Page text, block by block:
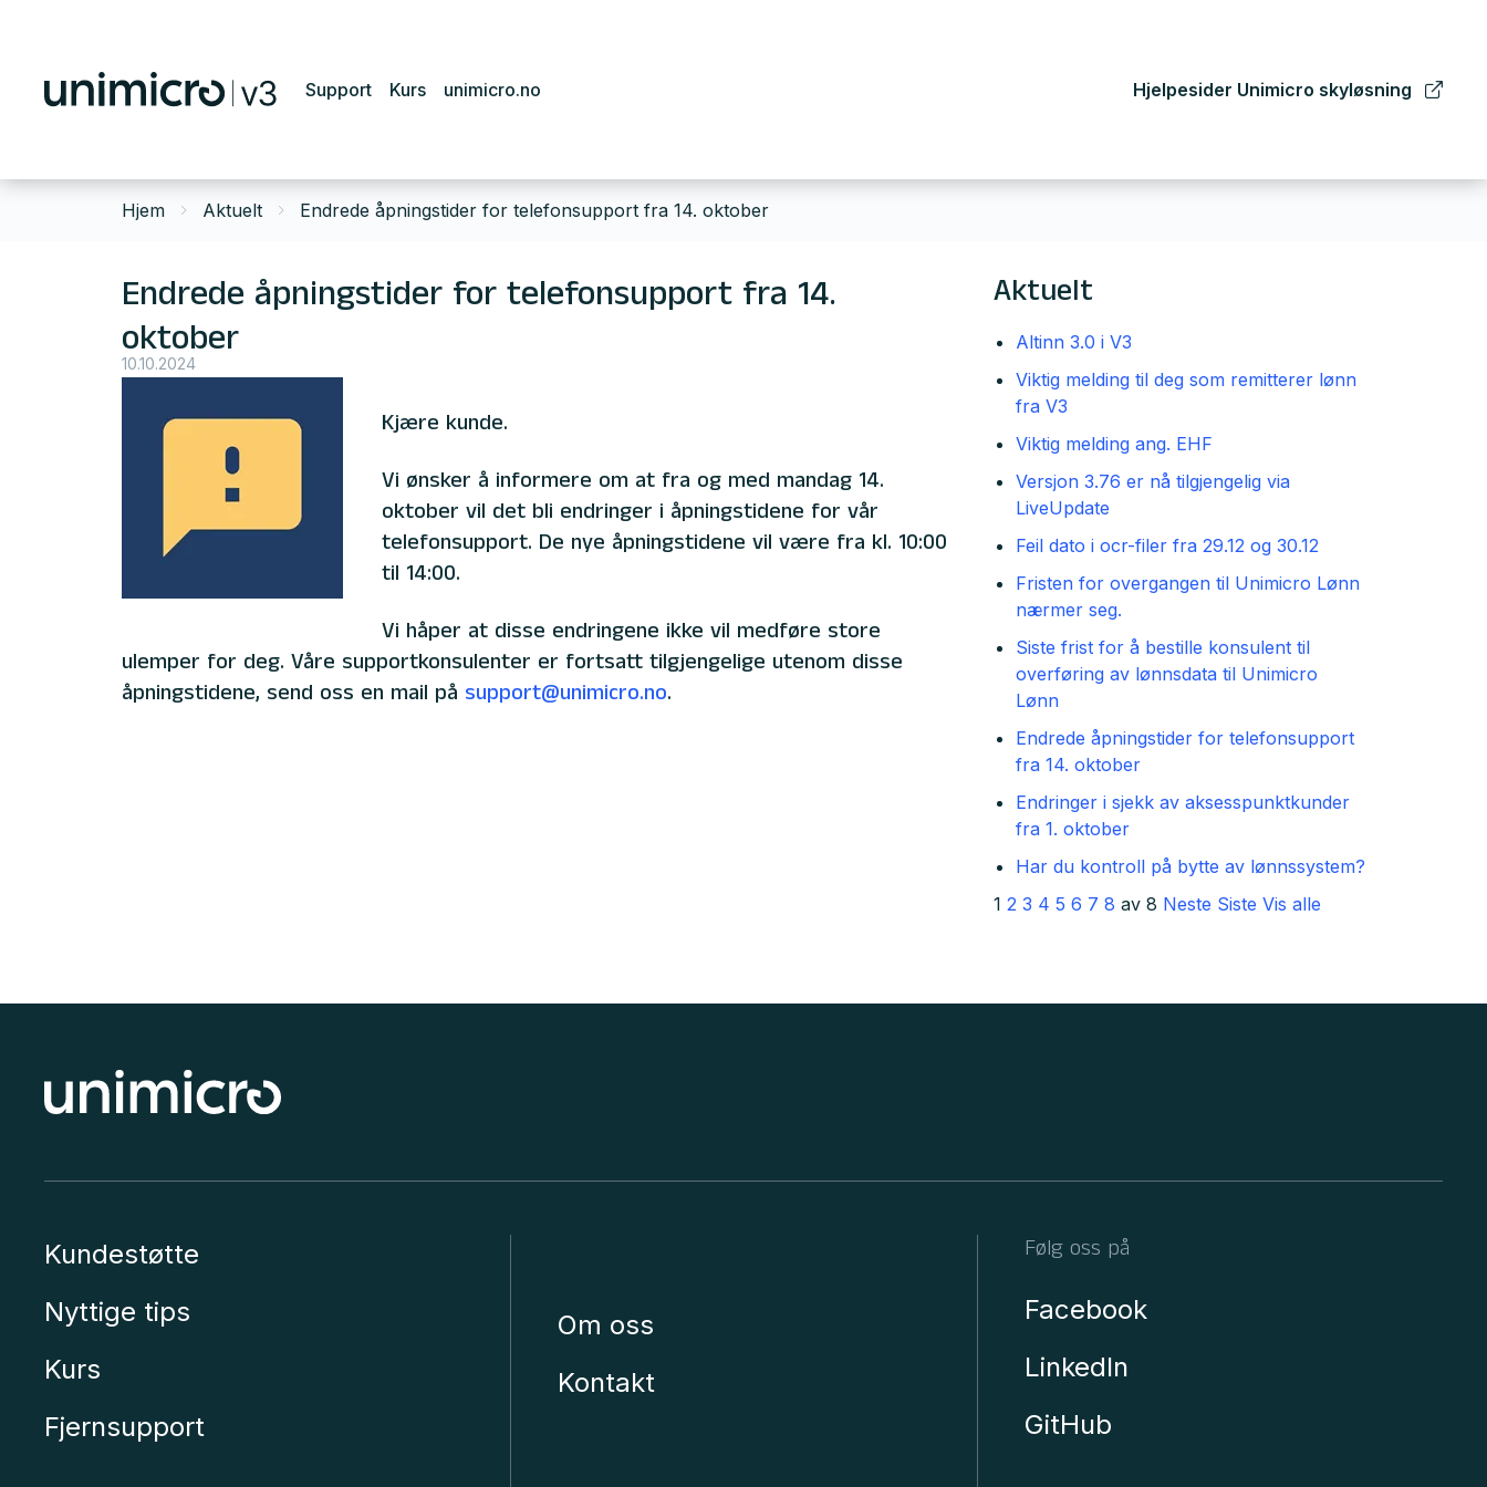
Support Kurs unimicro.no Hjelpesider Unimicro skyløsning
Hjem Aktuelt Endrede åpningstider for telefonsupport fra 14. oktober
Aktuelt
Altinn 3.0 i V3
Viktig melding til deg som remitterer lønn
fra V3
Viktig melding ang. EHF
Versjon 3.76 er nå tilgjengelig via
LiveUpdate
Feil dato i ocr-filer fra 29.12 og 30.12
Fristen for overgangen til Unimicro Lønn
nærmer seg.
Siste frist for å bestille konsulent til
overføring av lønnsdata til Unimicro
Lønn
Endrede åpningstider for telefonsupport
fra 14. oktober
Endringer i sjekk av aksesspunktkunder
fra 1. oktober
Har du kontroll på bytte av lønnssystem?
1 2 3 4 5 6 7 8 av 8 Neste Siste Vis alle
Endrede åpningstider for telefonsupport fra 14.
oktober
10.10.2024
Kjære kunde.
Vi ønsker å informere om at fra og med mandag 14.
oktober vil det bli endringer i åpningstidene for vår
telefonsupport. De nye åpningstidene vil være fra kl. 10:00
til 14:00.
Vi håper at disse endringene ikke vil medføre store
ulemper for deg. Våre supportkonsulenter er fortsatt tilgjengelige utenom disse
åpningstidene, send oss en mail på support@unimicro.no.
Kundestøtte
Nyttige tips
Kurs
Fjernsupport
Om oss
Kontakt
Følg oss på
Facebook
LinkedIn
GitHub